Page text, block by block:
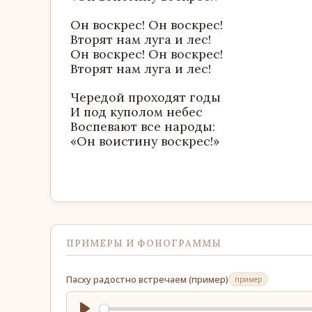
Он воскрес! Он воскрес!
Вторят нам луга и лес!
Он воскрес! Он воскрес!
Вторят нам луга и лес!
Чередой проходят годы
И под куполом небес
Воспевают все народы:
«Он воистину воскрес!»
ПРИМЕРЫ И ФОНОГРАММЫ
Пасху радостно встречаем (пример) пример